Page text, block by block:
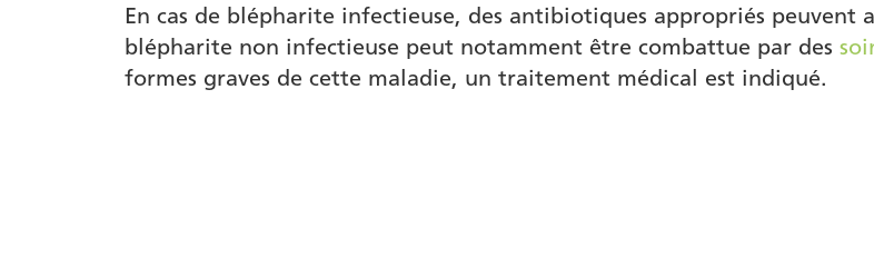
En cas de blépharite infectieuse, des antibiotiques appropriés peuvent
blépharite non infectieuse peut notamment être combattue par des
formes graves de cette maladie, un traitement médical est indiqué.